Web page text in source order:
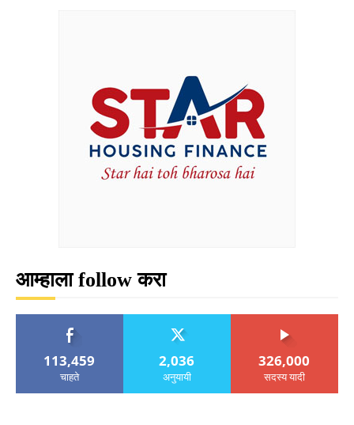
आम्हाला follow करा
113,459
चाहते
2,036
अनुयायी
326,000
सदस्य यादी